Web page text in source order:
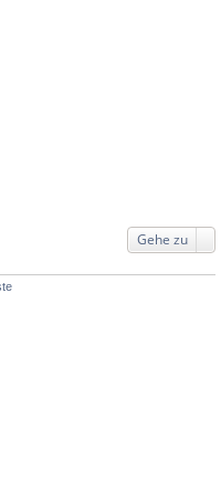
Gehe zu